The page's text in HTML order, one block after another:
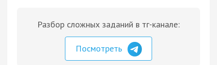
Разбор сложных заданий в тг-канале:
Посмотреть